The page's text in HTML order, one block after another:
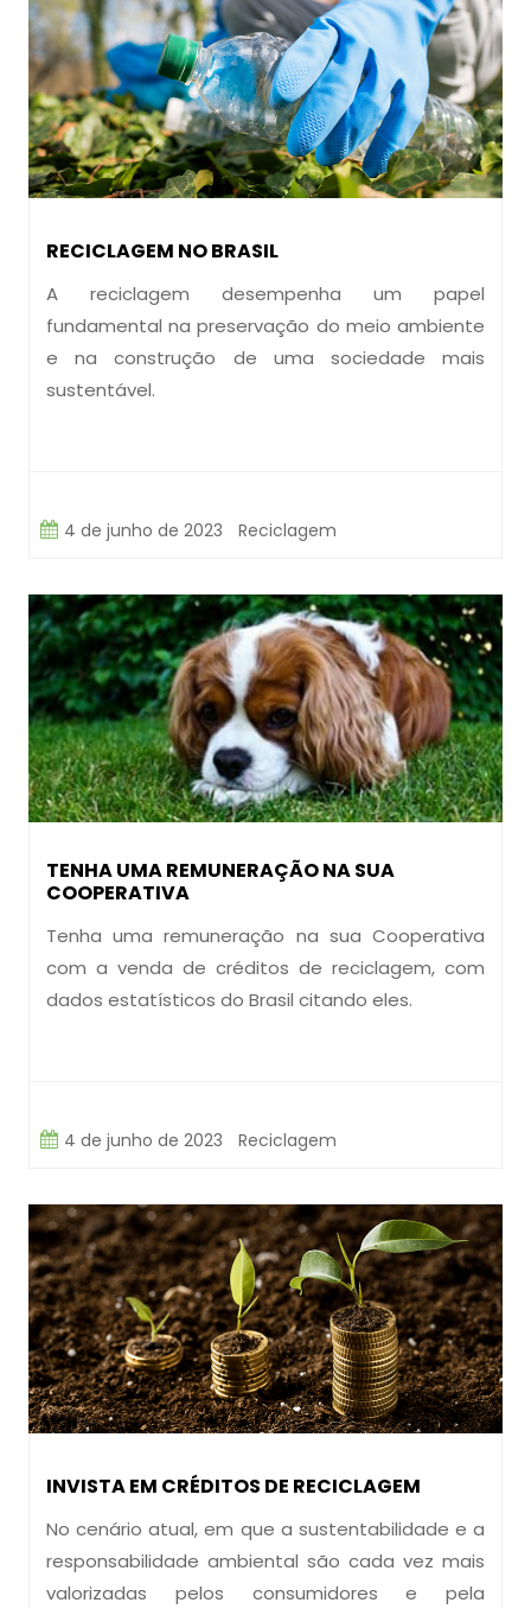
RECICLAGEM NO BRASIL
A reciclagem desempenha um papel
fundamental na preservação do meio ambiente
e na construção de uma sociedade mais
sustentável.
4 de junho de 2023 Reciclagem
TENHA UMA REMUNERAÇÃO NA SUA
COOPERATIVA
Tenha uma remuneração na sua Cooperativa
com a venda de créditos de reciclagem, com
dados estatísticos do Brasil citando eles.
4 de junho de 2023 Reciclagem
INVISTA EM CRÉDITOS DE RECICLAGEM
No cenário atual, em que a sustentabilidade e a
responsabilidade ambiental são cada vez mais
valorizadas pelos consumidores e pela